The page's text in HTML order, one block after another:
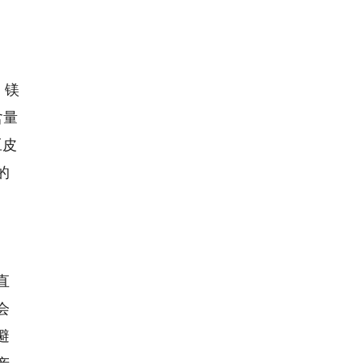
镁
量